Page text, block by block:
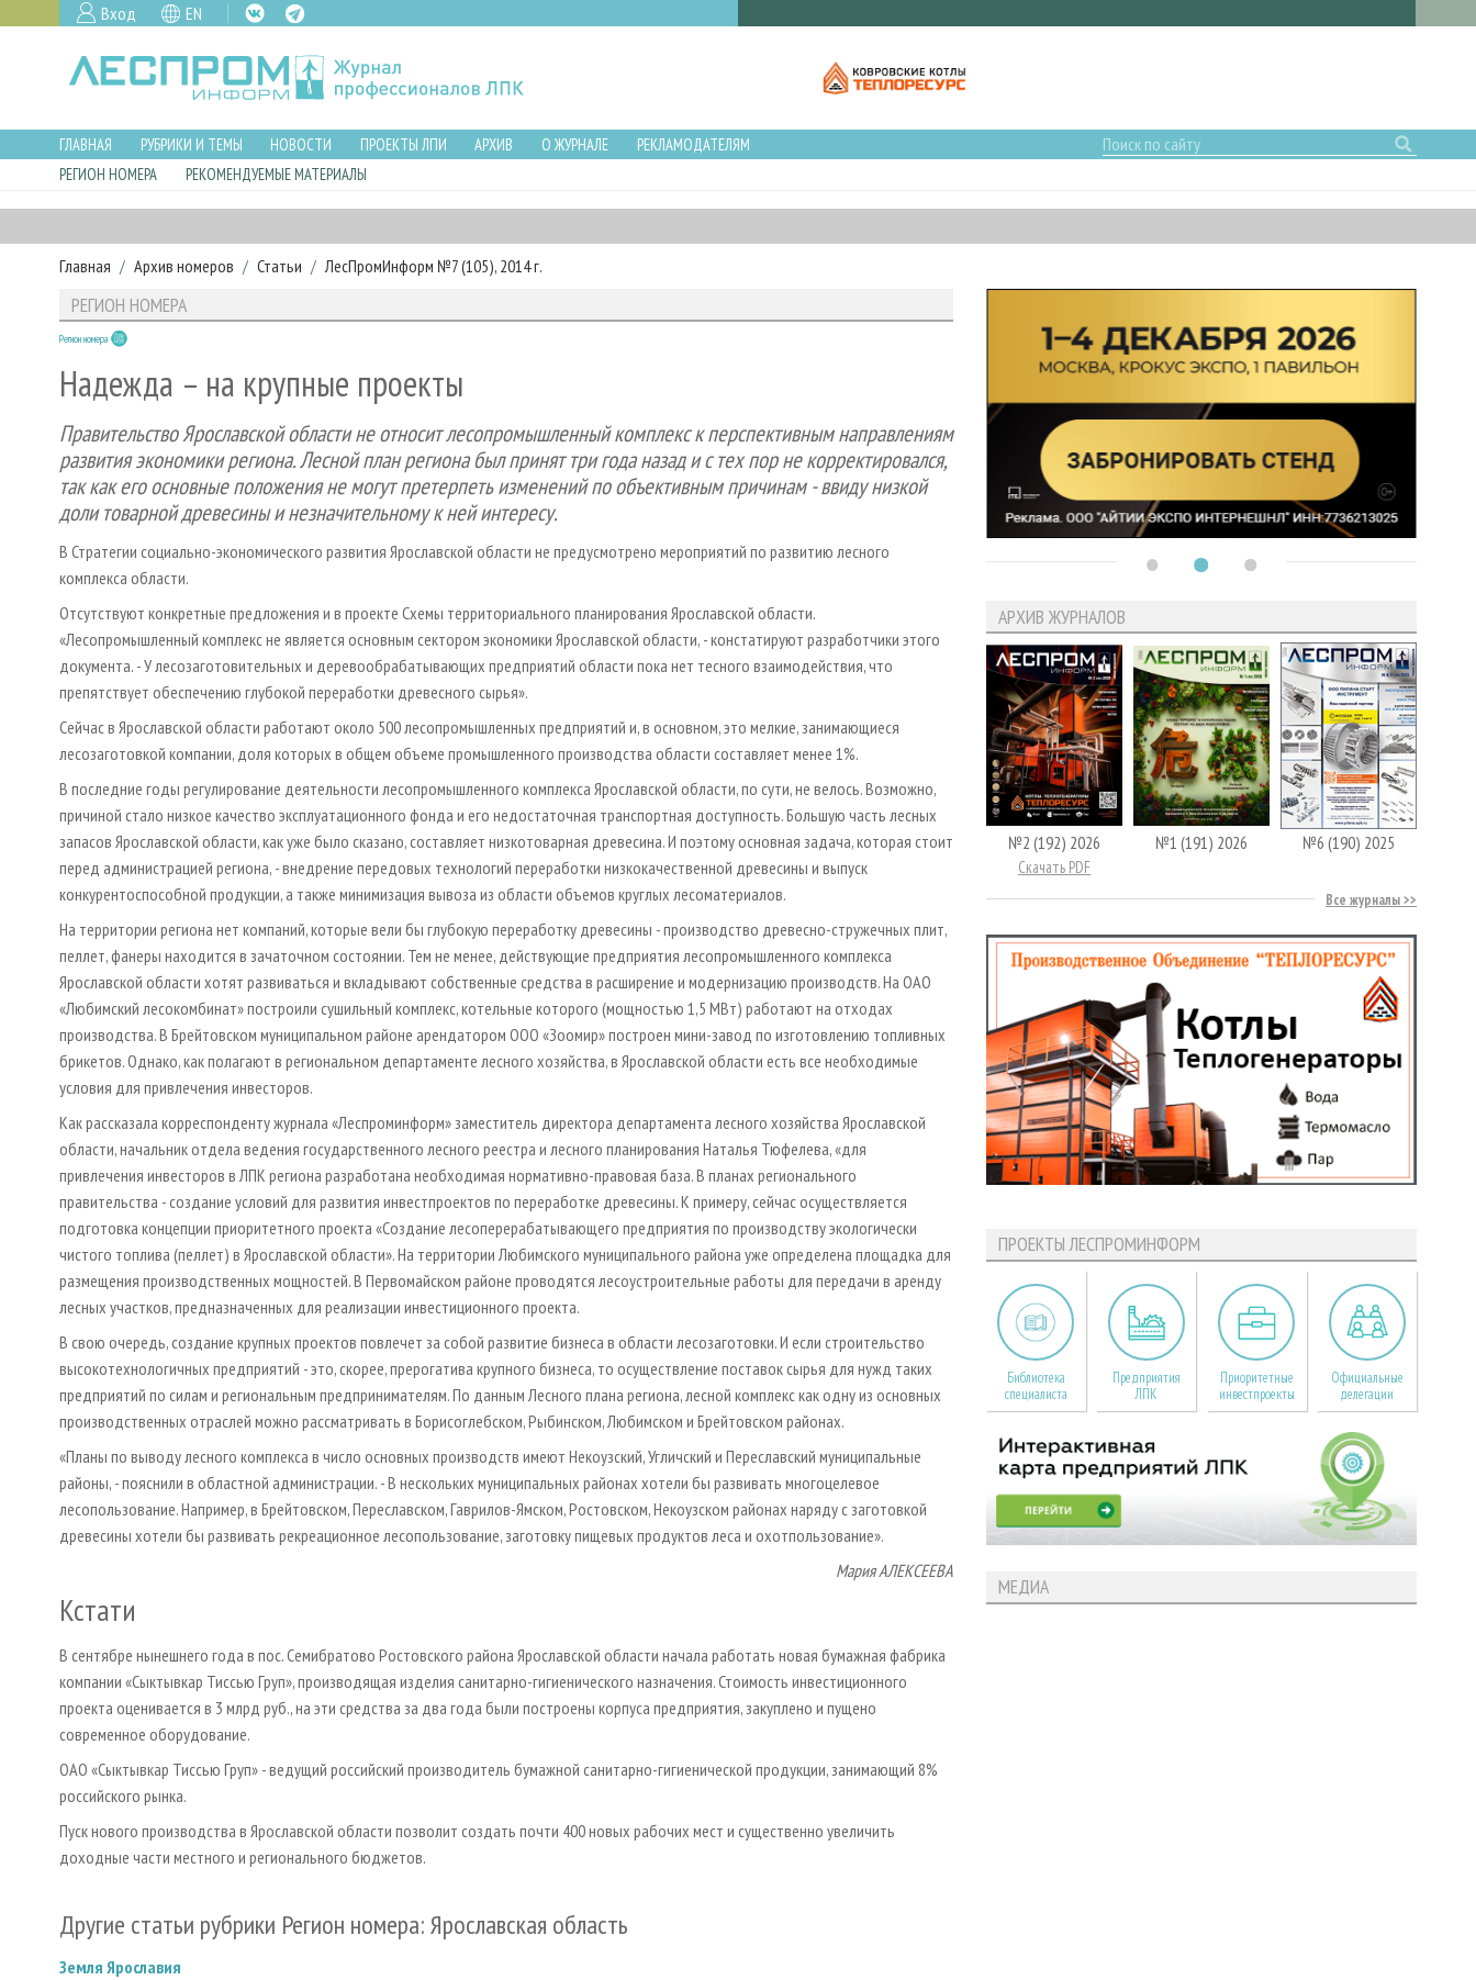
Вход EN
ГЛАВНАЯ РУБРИКИ И ТЕМЫ НОВОСТИ ПРОЕКТЫ ЛПИ АРХИВ О ЖУРНАЛЕ
РЕКЛАМОДАТЕЛЯМ
РЕГИОН НОМЕРА
РЕКОМЕНДУЕМЫЕ МАТЕРИАЛЫ
Главная Архив номеров Статьи ЛесПромИнформ №7 (105), 2014 г.
РЕГИОН НОМЕРА
Регион номера
Надежда – на крупные проекты
Правительство Ярославской области не относит лесопромышленный комплекс к перспективным направлениям
развития экономики региона. Лесной план региона был принят три года назад и с тех пор не корректировался,
так как его основные положения не могут претерпеть изменений по объективным причинам - ввиду низкой
доли товарной древесины и незначительному к ней интересу.
В Стратегии социально­-экономического развития Ярославской области не предусмотрено мероприятий по развитию лесного
комплекса области.
Отсутствуют конкретные предложения и в проекте Схемы территориального планирования Ярославской области.
«Лесопромышленный комплекс не является основным сектором экономики Ярославской области, - констатируют разработчики этого
документа. - У лесозаготовительных и деревообрабатывающих предприятий области пока нет тесного взаимодействия, что
препятствует обеспечению глубокой переработки древесного сырья».
Сейчас в Ярославской области работают около 500 лесопромышленных предприятий и, в основном, это мелкие, занимающиеся
лесозаготовкой компании, доля которых в общем объеме промышленного производства области составляет менее 1%.
В последние годы регулирование деятельности лесопромышленного комплекса Ярославской области, по сути, не велось. Возможно,
причиной стало низкое качество эксплуатационного фонда и его недостаточная транспортная доступность. Большую часть лесных
запасов Ярославской области, как уже было сказано, составляет низкотоварная древесина. И поэтому основная задача, которая стоит
перед администрацией региона, - внедрение передовых технологий переработки низкокачественной древесины и выпуск
конкурентоспособной продукции, а также минимизация вывоза из области объемов круглых лесоматериалов.
На территории региона нет компаний, которые вели бы глубокую переработку древесины - производство древесно­-стружечных плит,
пеллет, фанеры находится в зачаточном состоянии. Тем не менее, действующие предприятия лесопромышленного комплекса
Ярославской области хотят развиваться и вкладывают собственные средства в расширение и модернизацию производств. На ОАО
«Любимский лесокомбинат» построили сушильный комплекс, котельные которого (мощностью 1,5 МВт) работают на отходах
производства. В Брейтовском муниципальном районе арендатором ООО «Зоомир» построен мини­-завод по изготовлению топливных
брикетов. Однако, как полагают в региональном департаменте лесного хозяйства, в Ярославской области есть все необходимые
условия для привлечения инвесторов.
Как рассказала корреспонденту журнала «Леспроминформ» заместитель директора департамента лесного хозяйства Ярославской
области, начальник отдела ведения государственного лесного реестра и лесного планирования Наталья Тюфелева, «для
привлечения инвесторов в ЛПК региона разработана необходимая нормативно­-правовая база. В планах регионального
правительства - создание условий для развития инвестпроектов по переработке древесины. К примеру, сейчас осуществляется
подготовка концепции приоритетного проекта «Создание лесоперерабатывающего предприятия по производству экологически
чистого топлива (пеллет) в Ярославской области». На территории Любимского муниципального района уже определена площадка для
размещения производственных мощностей. В Первомайском районе проводятся лесоустроительные работы для передачи в аренду
лесных участков, предназначенных для реализации инвестиционного проекта.
В свою очередь, создание крупных проектов повлечет за собой развитие бизнеса в области лесозаготовки. И если строительство
высокотехнологичных предприятий - это, скорее, прерогатива крупного бизнеса, то осуществление поставок сырья для нужд таких
предприятий по силам и региональным предпринимателям. По данным Лесного плана региона, лесной комплекс как одну из основных
производственных отраслей можно рассматривать в Борисоглебском, Рыбинском, Любимском и Брейтовском районах.
«Планы по выводу лесного комплекса в число основных производств имеют Некоузский, Угличский и Переславский муниципальные
районы, - пояснили в областной администрации. - В нескольких муниципальных районах хотели бы развивать многоцелевое
лесопользование. Например, в Брейтовском, Переславском, Гаврилов­-Ямском, Ростовском, Некоузском районах наряду с заготовкой
древесины хотели бы развивать рекреационное лесопользование, заготовку пищевых продуктов леса и охотпользование».
Мария АЛЕКСЕЕВА
Кстати
В сентябре нынешнего года в пос. Семибратово Ростовского района Ярославской области начала работать новая бумажная фабрика
компании «Сыктывкар Тиссью Груп», производящая изделия санитарно-гигиенического назначения. Стоимость инвестиционного
проекта оценивается в 3 млрд руб., на эти средства за два года были построены корпуса предприятия, закуплено и пущено
современное оборудование.
ОАО «Сыктывкар Тиссью Груп» - ведущий российский производитель бумажной санитарно-гигиенической продукции, занимающий 8%
российского рынка.
Пуск нового производства в Ярославской области позволит создать почти 400 новых рабочих мест и существенно увеличить
доходные части местного и регионального бюджетов.
Другие статьи рубрики Регион номера: Ярославская область
Земля Ярославия
АРХИВ ЖУРНАЛОВ
№2 (192) 2026
Скачать PDF
№1 (191) 2026 №6 (190) 2025
Все журналы
ПРОЕКТЫ ЛЕСПРОМИНФОРМ
Библиотека
специалиста
Предприятия
ЛПК
Приоритетные
инвестпроекты
Официальные
делегации
МЕДИА